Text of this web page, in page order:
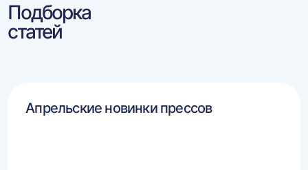
Подборка
статей
Апрельские новинки прессов